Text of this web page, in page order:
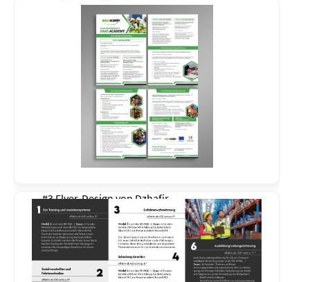
#3 Flyer-Design von Dzhafir